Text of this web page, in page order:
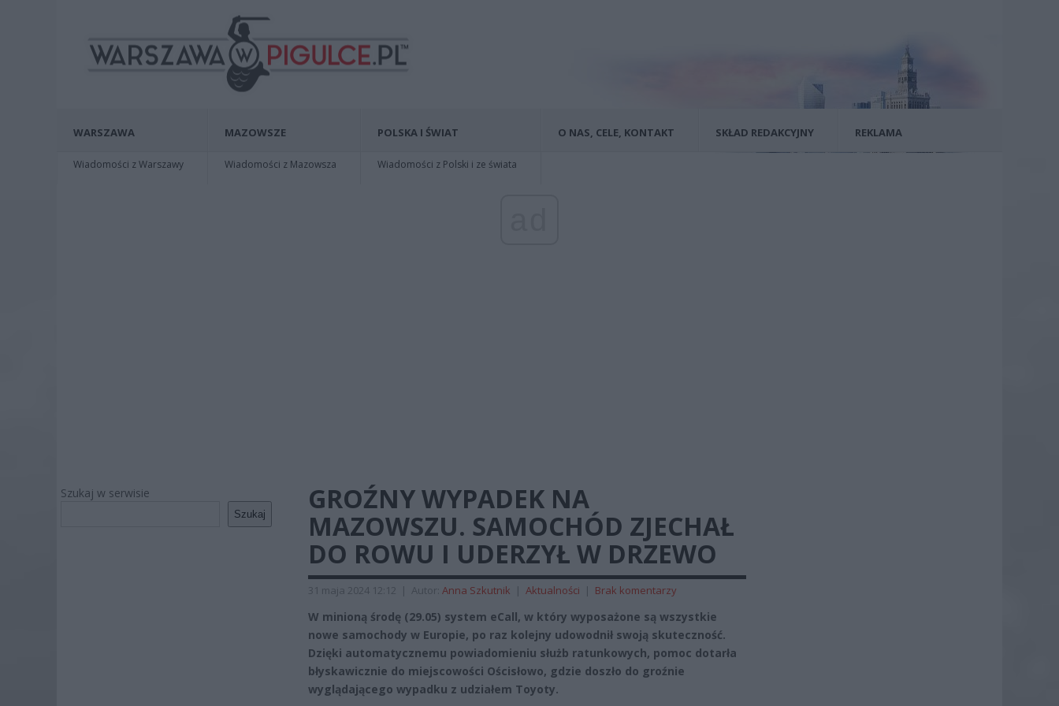
WARSZAWA
Wiadomości z Warszawy
MAZOWSZE
Wiadomości z Mazowsza
POLSKA I ŚWIAT
Wiadomości z Polski i ze świata
O NAS, CELE, KONTAKT SKŁAD REDAKCYJNY REKLAMA
Szukaj w serwisie
Szukaj
GROŹNY WYPADEK NA
MAZOWSZU. SAMOCHÓD ZJECHAŁ
DO ROWU I UDERZYŁ W DRZEWO
31 maja 2024 12:12 | Autor: Anna Szkutnik | Aktualności | Brak komentarzy
W minioną środę (29.05) system eCall, w który wyposażone są wszystkie
nowe samochody w Europie, po raz kolejny udowodnił swoją skuteczność.
Dzięki automatycznemu powiadomieniu służb ratunkowych, pomoc dotarła
błyskawicznie do miejscowości Ościsłowo, gdzie doszło do groźnie
wyglądającego wypadku z udziałem Toyoty.